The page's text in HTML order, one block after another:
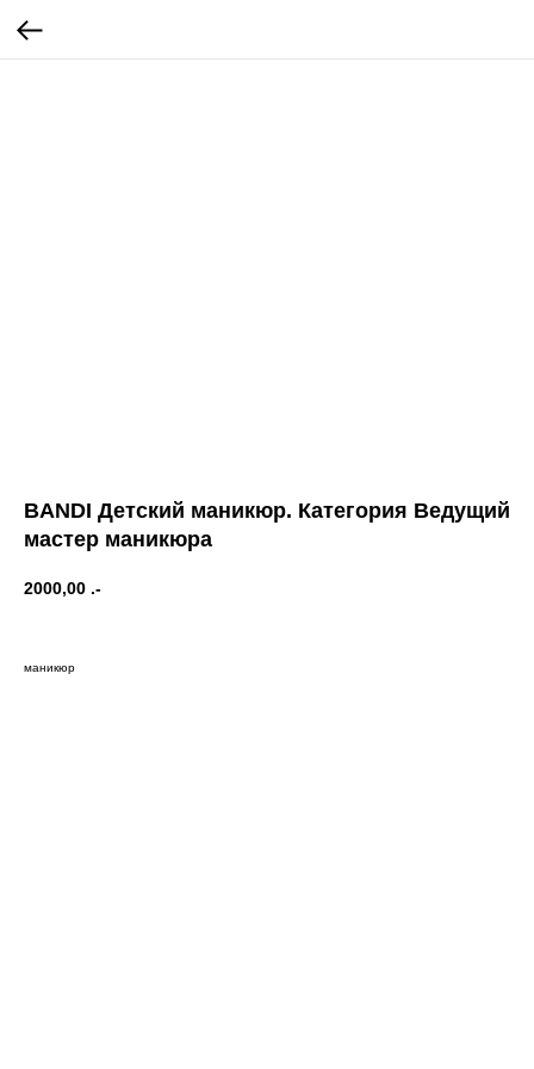
BANDI Детский маникюр. Категория Ведущий
мастер маникюра
2000,00 .-
маникюр